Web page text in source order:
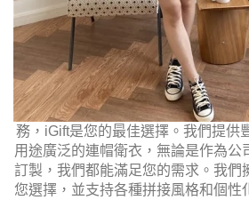
務，iGift是您的最佳選擇。我們提供
用途廣泛的連帽衛衣，無論是作為公
訂製，我們都能滿足您的需求。我們
您選擇，並支持各種拼接風格和個性